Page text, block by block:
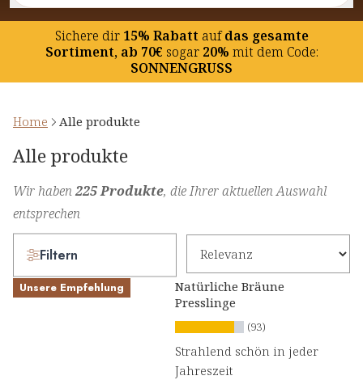
Sichere dir15% Rabatt aufdas gesamte
Sortiment, ab 70€ sogar20% mit dem Code:
SONNENGRUSS
Home Alle produkte
Alle produkte
Wir haben225 Produkte, die Ihrer aktuellen Auswahl
entsprechen
Filtern
Unsere Empfehlung
Natürliche Bräune
Presslinge
(93)
Strahlend schön in jeder
Jahreszeit